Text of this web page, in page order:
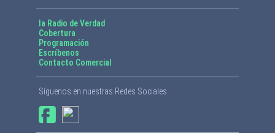
la Radio de Verdad
Cobertura
Programación
Escríbenos
Contacto Comercial
Síguenos en nuestras Redes Sociales